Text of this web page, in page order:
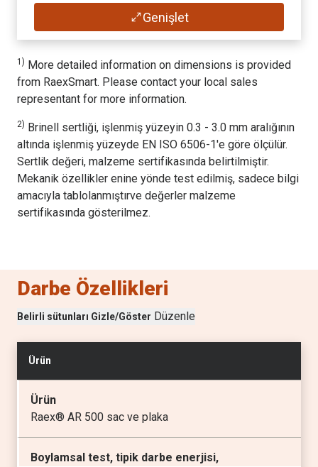
8
Tipik akma dayanımı
1300
(MPa ), garanti edilmedi
1600
Tipik uzama A
%), garanti edilmedi
Genişlik
2000 - 2500
Uzunluk1)
(mm)
4000 - 9500
Sertlik2)
(HBW)
450 - 540
(MPa), garanti edilmedi
1300
(MPa), garanti edilmedi
1600
Tipik uzama A
(%), garanti edilmedi
8
Genişlet
1) More detailed information on dimensions is provided
from RaexSmart. Please contact your local sales
representant for more information.
2) Brinell sertliği, işlenmiş yüzeyin 0.3 - 3.0 mm aralığının
altında işlenmiş yüzeyde EN ISO 6506-1'e göre ölçülür.
Sertlik değeri, malzeme sertifikasında belirtilmiştir.
Mekanik özellikler enine yönde test edilmiş, sadece bilgi
amacıyla tablolanmıştırve değerler malzeme
sertifikasında gösterilmez.
Darbe Özellikleri
Belirli sütunları Gizle/Göster Düzenle
Ürün
Ürün
Raex® AR 500 sac ve plaka
Boylamsal test, tipik darbe enerjisi,